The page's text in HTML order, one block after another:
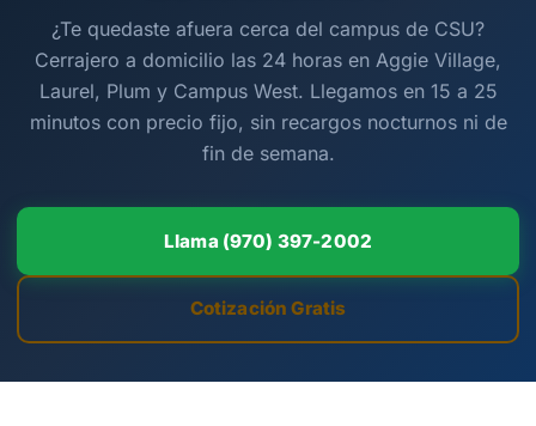
¿Te quedaste afuera cerca del campus de CSU?
Cerrajero a domicilio las 24 horas en Aggie Village,
Laurel, Plum y Campus West. Llegamos en 15 a 25
minutos con precio fijo, sin recargos nocturnos ni de
fin de semana.
Llama (970) 397-2002
Cotización Gratis